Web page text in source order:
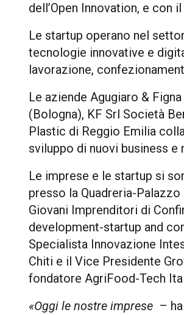
dell’Open Innovation, e con
Le startup operano nel
tecnologie innovative e
lavorazione,
Le aziende Agugiaro &
(Bologna), KF Srl Società
Plastic di Reggio Emilia
sviluppo di nuovi business
Le imprese e le startup si
presso la Quadreria-
Giovani Imprenditori di
development-startup and
Specialista Innovazione
Chiti e il Vice Presidente
fondatore AgriFood-Tech
«Oggi le nostre imprese –